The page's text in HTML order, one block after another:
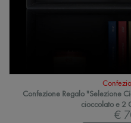
Confezione Regalo "Selezione
cioccolato e 2
€